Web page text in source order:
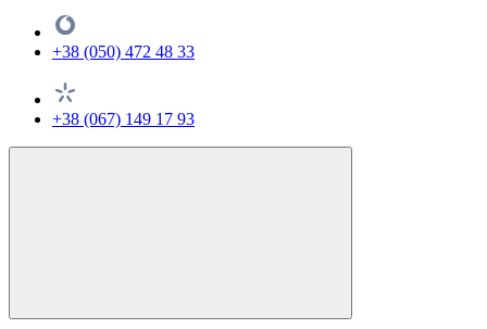
+38 (050) 472 48 33
+38 (067) 149 17 93